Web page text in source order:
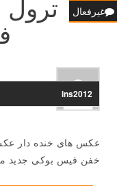
غیرفعال
ins2012
عکس های خنده دار
خفن فیس بوکی جدید